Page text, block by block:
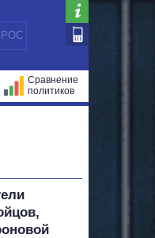
РОС
Сравнение
политиков